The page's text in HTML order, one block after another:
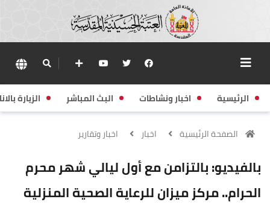
الرئيسية اخبار ونشاطات البث المباشر الزيارة
الصفحة الرئيسية اخبار اخبار وتقارير
بالفيديو: بالتزامن مع أول ليالي شهر محرم
الحرام.. مركز ميزان للرعاية الصحية المنزلية